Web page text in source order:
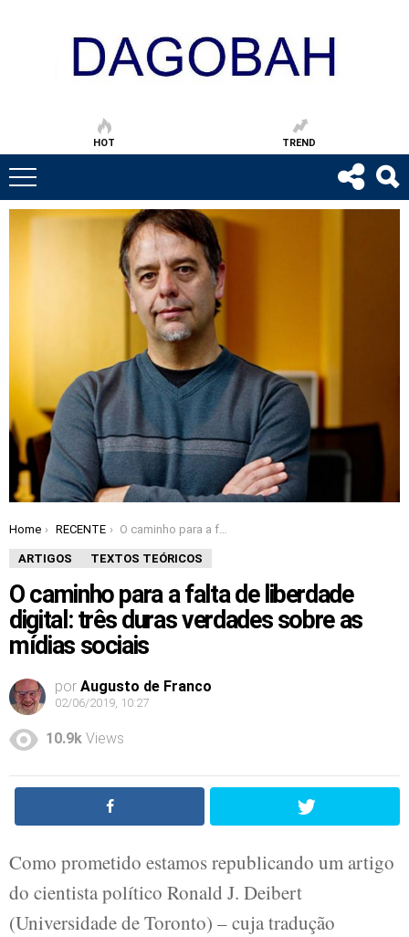
HOT TREND
You are here:
Home RECENTE O caminho para a falta de liberdade digital: três duras verdades sobre as mídias sociais
ARTIGOS TEXTOS TEÓRICOS
O caminho para a falta de liberdade
digital: três duras verdades sobre as
mídias sociais
por Augusto de Franco
02/06/2019, 10:27
10.9k Views
Como prometido estamos republicando um artigo
do cientista político Ronald J. Deibert
(Universidade de Toronto) – cuja tradução